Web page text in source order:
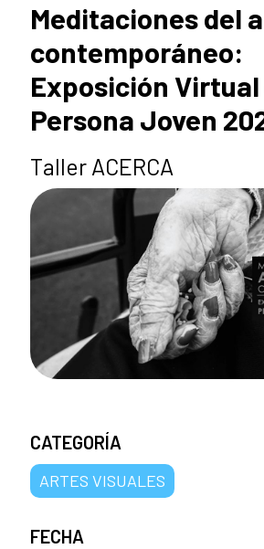
Meditaciones del
contemporáneo:
Exposición Virtual
Persona Joven
Taller ACERCA
CATEGORÍA
ARTES VISUALES
FECHA